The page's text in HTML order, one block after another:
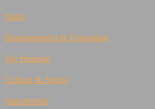
Santé
Enseignement & Formation
Vie Pratique
Culture & Sports
Automobile